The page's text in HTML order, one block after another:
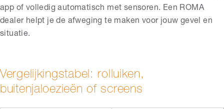
app of volledig automatisch met sensoren. Een ROMA
dealer helpt je de afweging te maken voor jouw gevel en
situatie.
Vergelijkingstabel: rolluiken,
buitenjaloezieën of screens